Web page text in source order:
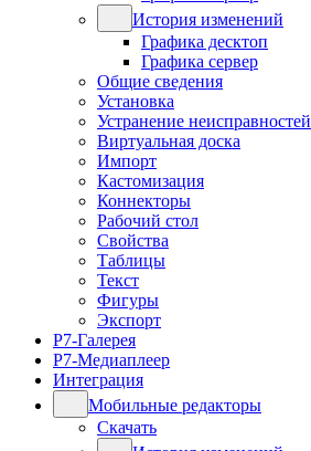
История изменений
Графика десктоп
Графика сервер
Общие сведения
Установка
Устранение неисправностей
Виртуальная доска
Импорт
Кастомизация
Коннекторы
Рабочий стол
Свойства
Таблицы
Текст
Фигуры
Экспорт
Р7-Галерея
Р7-Медиаплеер
Интеграция
Мобильные редакторы
Скачать